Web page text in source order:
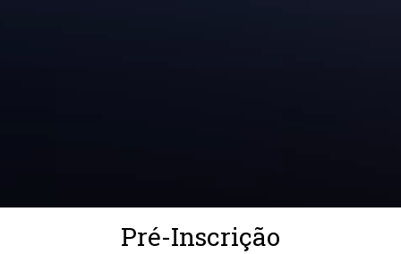
Pré-Inscrição